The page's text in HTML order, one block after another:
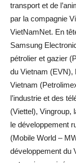
transport et de
par la compagnie
VietNamNet. En
Samsung
pétrolier et gazier
du Vietnam (EVN),
Vietnam
l’industrie et des
(Viettel), Vingroup,
le développement
(Mobile World –
développement du